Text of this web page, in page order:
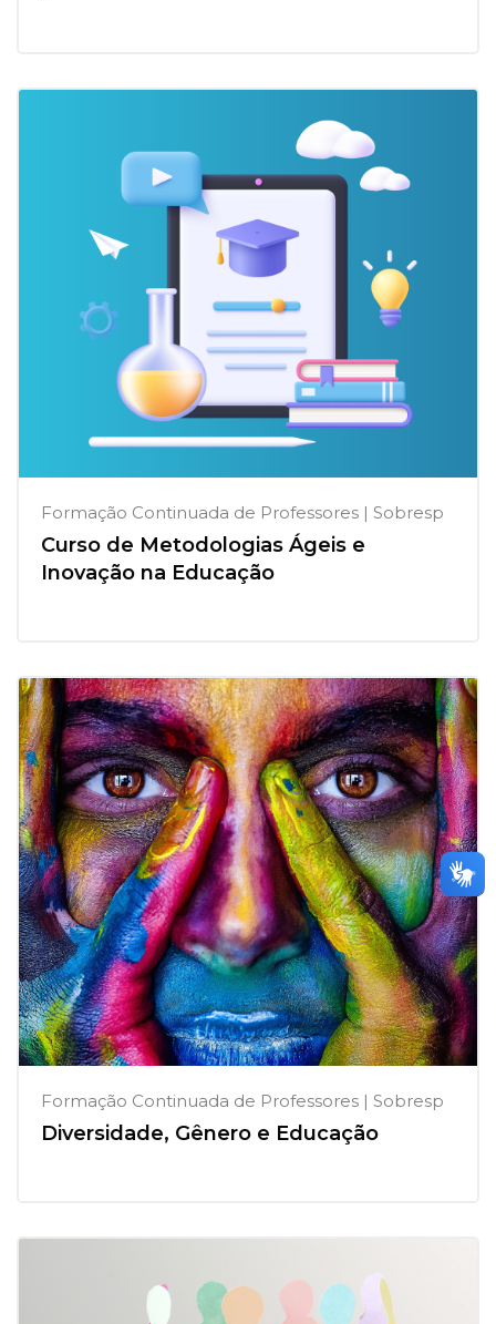
Formação Continuada de Professores | Sobresp
Curso de Metodologias Ágeis e
Inovação na Educação
Formação Continuada de Professores | Sobresp
Diversidade, Gênero e Educação